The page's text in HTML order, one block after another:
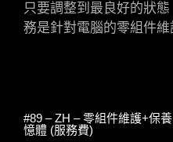
只要調整到最良好的狀
務是針對電腦的零組件維
#89 – ZH – 零組件維護+保
憶體 (服務費)